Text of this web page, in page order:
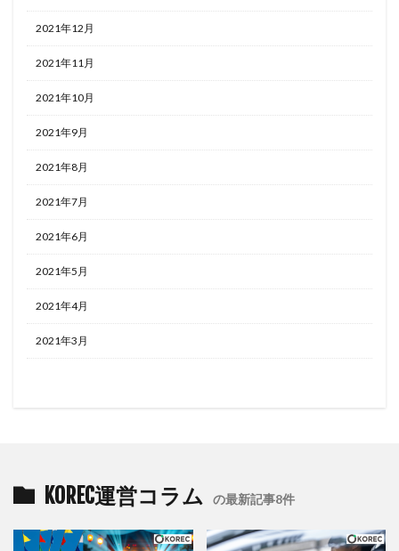
2021年12月
2021年11月
2021年10月
2021年9月
2021年8月
2021年7月
2021年6月
2021年5月
2021年4月
2021年3月
KOREC運営コラム の最新記事8件